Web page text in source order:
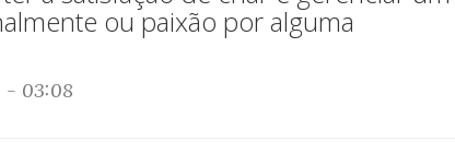
ou paixão por alguma
- 03:08